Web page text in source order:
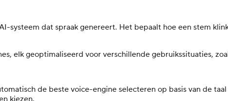
systeem dat spraak genereert. Het bepaalt hoe een stem
elk geoptimaliseerd voor verschillende gebruikssituaties,
de beste voice-engine selecteren op basis van de
kiezen.